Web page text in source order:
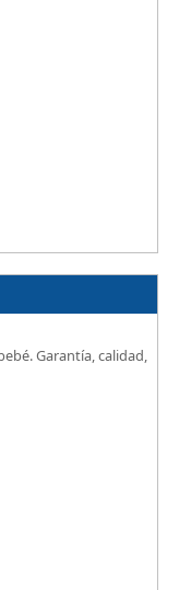
Garantía, calidad,